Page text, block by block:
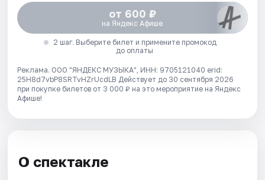
от 600 ₽
на Яндекс Афише
2 шаг. Выберите билет и примените промокод
до оплаты
Реклама. ООО "ЯНДЕКС МУЗЫКА", ИНН: 9705121040 erid:
25H8d7vbP8SRTvHZrUcdLB Действует до 30 сентября 2026
при покупке билетов от 3 000 ₽ на это мероприятие на Яндекс
Афише!
О спектакле